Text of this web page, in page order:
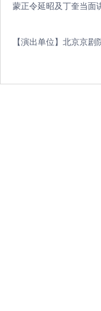
蒙正令延昭及丁奎当面
【演出单位】北京京剧